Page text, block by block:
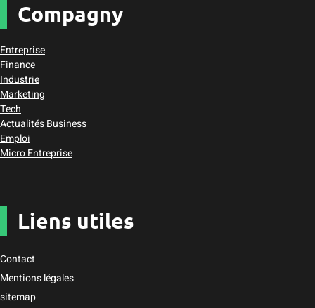
Compagny
Entreprise
Finance
Industrie
Marketing
Tech
Actualités Business
Emploi
Micro Entreprise
Liens utiles
Contact
Mentions légales
sitemap